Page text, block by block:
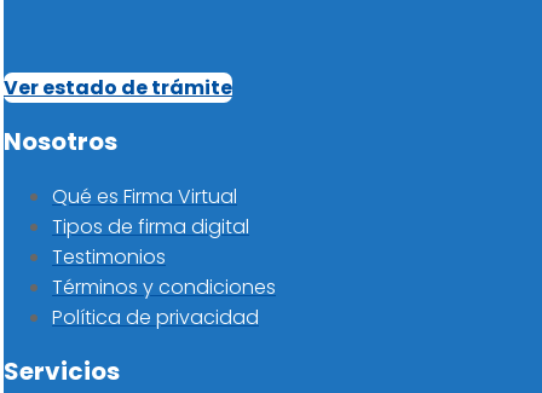
Ver estado de trámite
Nosotros
Qué es Firma Virtual
Tipos de firma digital
Testimonios
Términos y condiciones
Política de privacidad
Servicios